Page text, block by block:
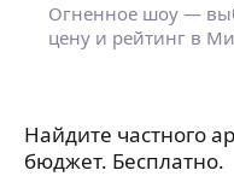
Огненное шоу —
цену и рейтинг в
Найдите частного
бюджет. Бесплатно.